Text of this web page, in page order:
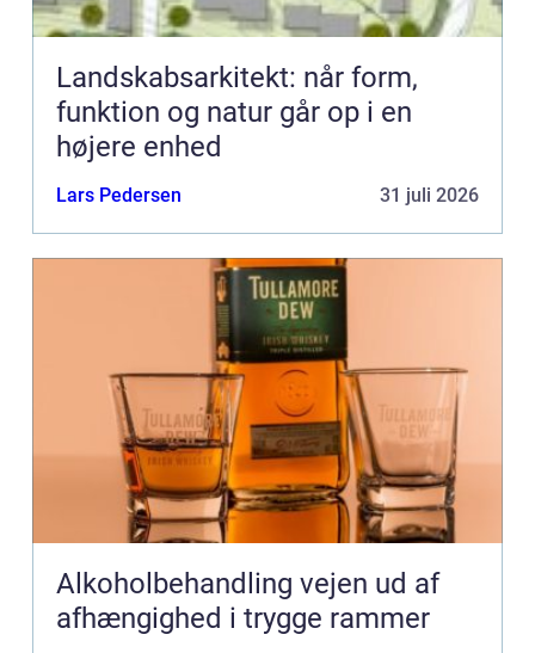
Landskabsarkitekt: når form,
funktion og natur går op i en
højere enhed
Lars Pedersen 31 juli 2026
Alkoholbehandling vejen ud af
afhængighed i trygge rammer